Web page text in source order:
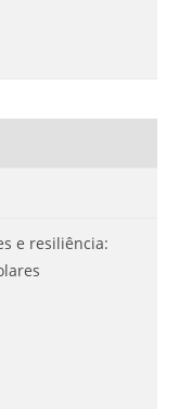
e resiliência: